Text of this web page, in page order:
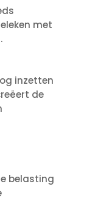
met
inzetten
de
belasting